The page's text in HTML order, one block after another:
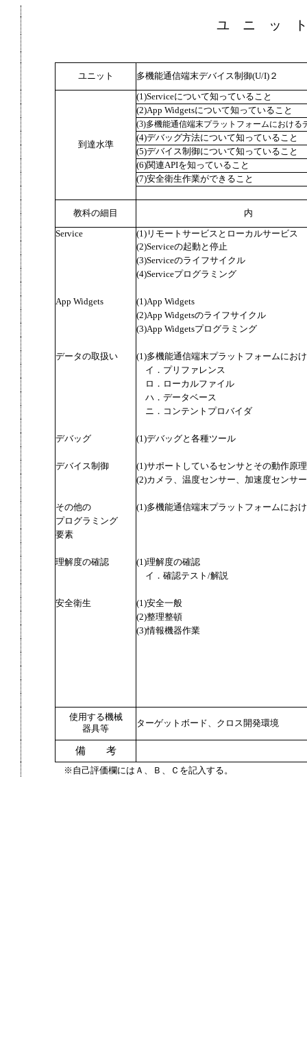
ユ ニ ッ
ユニット 多機能通信端末デバイス制御(U/I)２
到達水準
(1)Serviceについて知っていること
(2)App Widgetsについて知っていること
(3)多機能通信端末プラットフォームにおけ
(4)デバッグ方法について知っていること
(5)デバイス制御について知っていること
(6)関連APIを知っていること
(7)安全衛生作業ができること
教科の細目 内
Service
(1)リモートサービスとローカルサービス
(2)Serviceの起動と停止
(3)Serviceのライフサイクル
(4)Serviceプログラミング
App Widgets
(1)App Widgets
(2)App Widgetsのライフサイクル
(3)App Widgetsプログラミング
データの取扱い
(1)多機能通信端末プラットフォームにお
イ．プリファレンス
ロ．ローカルファイル
ハ．データベース
ニ．コンテントプロバイダ
デバッグ (1)デバッグと各種ツール
デバイス制御
(1)サポートしているセンサとその動作原理
(2)カメラ、温度センサー、加速度センサ
その他の
(1)多機能通信端末プラットフォームにお
プログラミング
要素
理解度の確認
(1)理解度の確認
イ．確認テスト/解説
安全衛生
(1)安全一般
(2)整理整頓
(3)情報機器作業
使用する機械
器具等
ターゲットボード、クロス開発環境
備 考
※自己評価欄にはＡ、Ｂ、Ｃを記入する。